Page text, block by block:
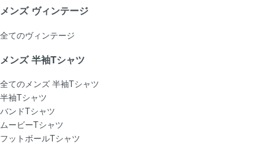
メンズ ヴィンテージ
全てのヴィンテージ
メンズ 半袖Tシャツ
全てのメンズ 半袖Tシャツ
半袖Tシャツ
バンドTシャツ
ムービーTシャツ
フットボールTシャツ